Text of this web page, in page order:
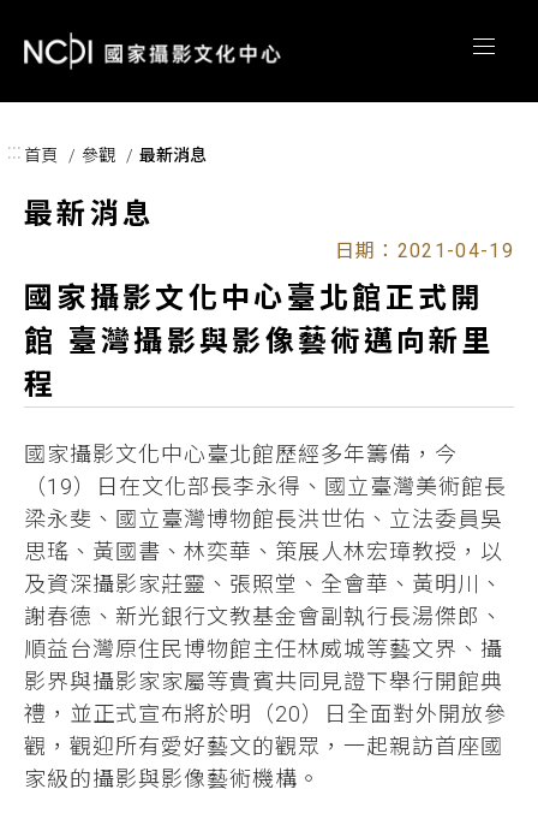
::: 首頁 參觀 最新消息
最新消息
國家攝影文化中心臺北館正式開
館 臺灣攝影與影像藝術邁向新里
程
日期：2021-04-19
國家攝影文化中心臺北館歷經多年籌備，今
（19）日在文化部長李永得、國立臺灣美術館長
梁永斐、國立臺灣博物館長洪世佑、立法委員吳
思瑤、黃國書、林奕華、策展人林宏璋教授，以
及資深攝影家莊靈、張照堂、全會華、黃明川、
謝春德、新光銀行文教基金會副執行長湯傑郎、
順益台灣原住民博物館主任林威城等藝文界、攝
影界與攝影家家屬等貴賓共同見證下舉行開館典
禮，並正式宣布將於明（20）日全面對外開放參
觀，觀迎所有愛好藝文的觀眾，一起親訪首座國
家級的攝影與影像藝術機構。